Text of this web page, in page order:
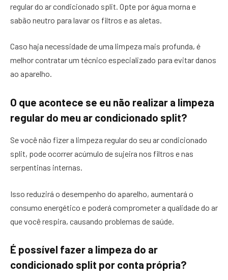
regular do ar condicionado split. Opte por água morna e
sabão neutro para lavar os filtros e as aletas.
Caso haja necessidade de uma limpeza mais profunda, é
melhor contratar um técnico especializado para evitar danos
ao aparelho.
O que acontece se eu não realizar a limpeza
regular do meu ar condicionado split?
Se você não fizer a limpeza regular do seu ar condicionado
split, pode ocorrer acúmulo de sujeira nos filtros e nas
serpentinas internas.
Isso reduzirá o desempenho do aparelho, aumentará o
consumo energético e poderá comprometer a qualidade do ar
que você respira, causando problemas de saúde.
É possível fazer a limpeza do ar
condicionado split por conta própria?